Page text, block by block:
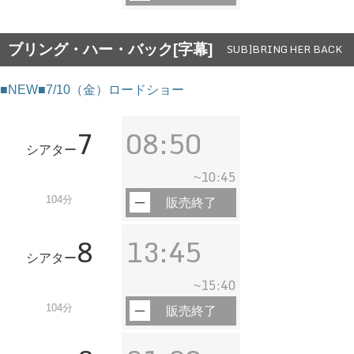
ブリング・ハー・バック[字幕] SUB]BRING HER BACK
■NEW■7/10（金）ロードショー
シアター 7
104分
08:50
~10:45
販売終了
シアター8
104分
13:45
~15:40
販売終了